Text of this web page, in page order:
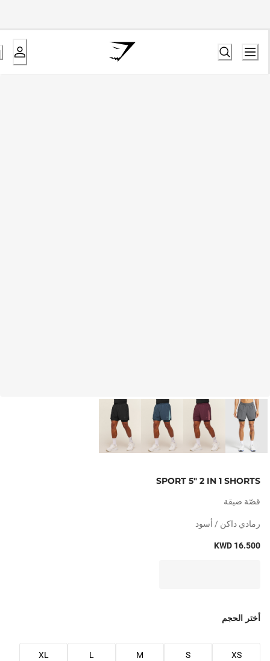
SPORT 5" 2 IN 1 SHORTS
قصّة ضيقة
رمادي داكن / أسود
KWD 16.500
أختر الحجم
XS
S
M
L
XL